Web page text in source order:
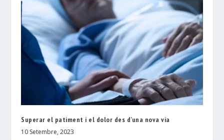
Superar el patiment i el dolor des d’una nova via
10 Setembre, 2023